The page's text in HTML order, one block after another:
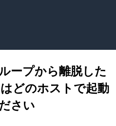
ープから離脱した
どのホストで起動
さい